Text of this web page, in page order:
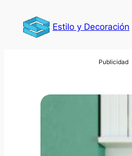
contenido
Estilo y Decoración